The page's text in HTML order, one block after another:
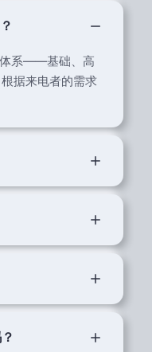
体系——基础、高
据来电者的需求
会即时反映变
程取消信息。
链接。对于现场
长和收费。可以
。